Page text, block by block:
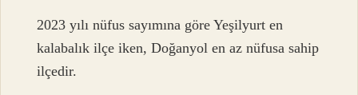
2023 yılı nüfus sayımına göre Yeşilyurt en
kalabalık ilçe iken, Doğanyol en az nüfusa sahip
ilçedir.